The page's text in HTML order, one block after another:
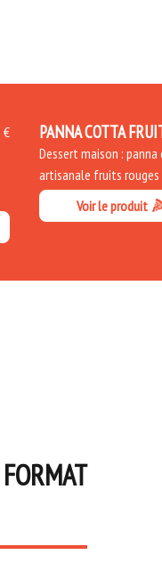
€ PANNA COTTA
Dessert maison :
artisanale fruits rouges
Voir le produit